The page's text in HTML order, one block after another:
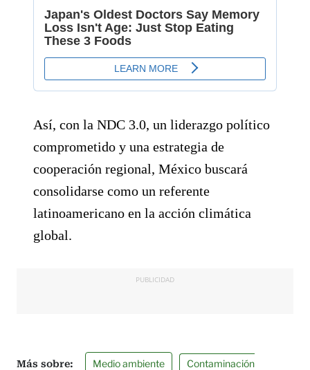
Así, con la NDC 3.0, un liderazgo político
comprometido y una estrategia de
cooperación regional, México buscará
consolidarse como un referente
latinoamericano en la acción climática
global.
PUBLICIDAD
Medio ambiente
Contaminación